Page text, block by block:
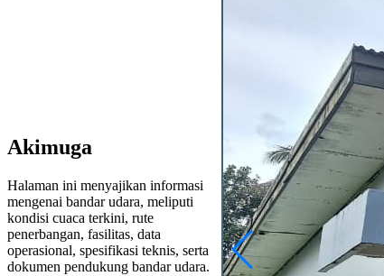
Akimuga
Halaman ini menyajikan informasi
mengenai bandar udara, meliputi
kondisi cuaca terkini, rute
penerbangan, fasilitas, data
operasional, spesifikasi teknis, serta
dokumen pendukung bandar udara.